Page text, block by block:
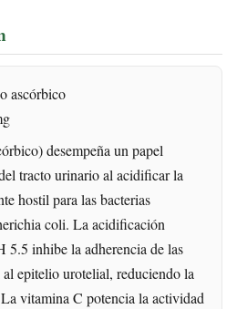
ascórbico
desempeña un papel
tracto urinario al acidificar la
hostil para las bacterias
coli. La acidificación
5.5 inhibe la adherencia de las
epitelio urotelial, reduciendo la
vitamina C potencia la actividad